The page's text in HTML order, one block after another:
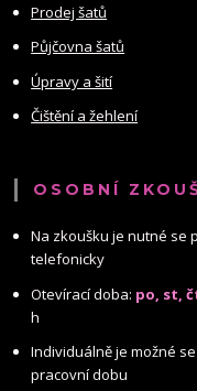
Prodej šatů
Půjčovna šatů
Úpravy a šití
Čištění a žehlení
OSOBNÍ
Na zkoušku je nutné se
telefonicky
Otevírací doba: po, st,
h
Individuálně je možné
pracovní dobu